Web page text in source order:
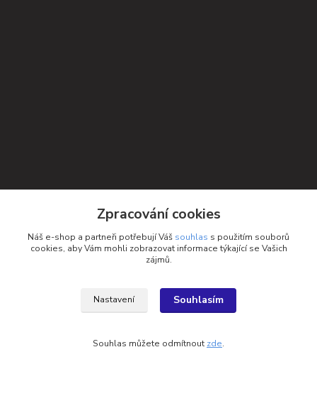
+420 732 552 122
Zpracování cookies
Náš e-shop a partneři potřebují Váš souhlas s použitím souborů
cookies, aby Vám mohli zobrazovat informace týkající se Vašich
zájmů.
Nastavení Souhlasím
Souhlas můžete odmítnout zde.